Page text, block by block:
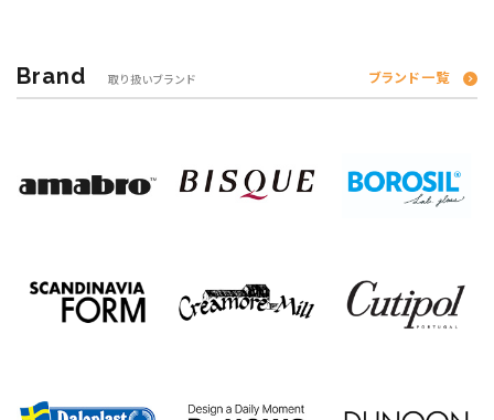
Brand 取り扱いブランド ブランド一覧